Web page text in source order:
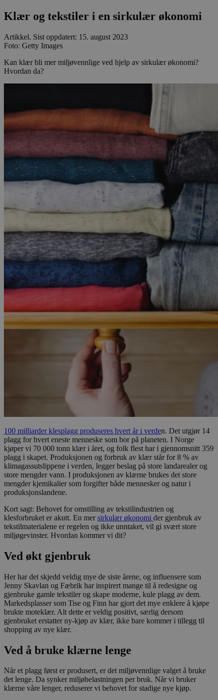
Klær og tekstiler i en sirkulær økonomi
Artikkel. Sist oppdatert: 15. august 2023
Foto: Getty Images
Kan klær bli mer miljøvennlige ved hjelp av sirkulær økonomi?
Hvordan da?
100 milliarder klesplagg produseres hvert år i verden. Det utgjør 14
plagg for hvert eneste menneske som bor på planeten. I Norge
kjøper vi 70 000 tonn klær i året, og folk flest har i gjennomsnitt 359
plagg i skapet. Produksjonen og forbruk av klær står for 8 % av
klimagassutslippene i verden, legger beslag på store landarealer og
store mengder vann. I produksjonen av klærne brukes det store
mengder kjemikalier som forgifter både mennesker og natur i
produksjonslandene.
Kort sagt: Behovet for omstilling av tekstilindustrien og
klesforbruket er akutt. En mersirkulær økonomi der gjenbruk av
tekstilmaterialene er regelen og ikke unntaket, vil gi svært store
miljøgevinster. Hvordan kommer vi dit?
Ved økt gjenbruk
Her har det skjedd veldig mye de siste årene, og influensere som
Jenny Skavlan og Fæbrik har inspirert mange til å redesigne og
gjenbruke gamle tekstiler og skape moderne, kule plagg av dem.
Markedsplasser som Tise og Finn har gjort det mye enklere å kjøpe
brukte moteklær. Alt dette er veldig positivt, særlig dersom
gjenbruket erstatter ny-kjøp av klær, ikke bare kommer i tillegg til
shopping av nye klær.
Ved å bruke klærne lenge
Når et plagg først er produsert, er det miljøvennlige valget å bruke
det lenge. Da synker miljøbelastningen per bruk. Når vi bruker
klærne våre lenger, reduserer vi behovet for stadige nye kjøp.